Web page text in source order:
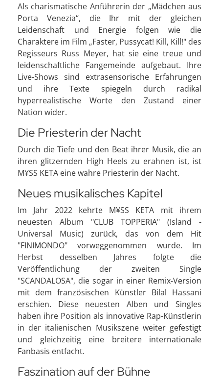
Als charismatische Anführerin der „Mädchen aus
Porta Venezia“, die Ihr mit der gleichen
Leidenschaft und Energie folgen wie die
Charaktere im Film „Faster, Pussycat! Kill, Kill!" des
Regisseurs Russ Meyer, hat sie eine treue und
leidenschaftliche Fangemeinde aufgebaut. Ihre
Live-Shows sind extrasensorische Erfahrungen
und ihre Texte spiegeln durch radikal
hyperrealistische Worte den Zustand einer
Nation wider.
Die Priesterin der Nacht
Durch die Tiefe und den Beat ihrer Musik, die an
ihren glitzernden High Heels zu erahnen ist, ist
M¥SS KETA eine wahre Priesterin der Nacht.
Neues musikalisches Kapitel
Im Jahr 2022 kehrte M¥SS KETA mit ihrem
neuesten Album "CLUB TOPPERIA" (Island -
Universal Music) zurück, das von dem Hit
"FINIMONDO" vorweggenommen wurde. Im
Herbst desselben Jahres folgte die
Veröffentlichung der zweiten Single
"SCANDALOSA", die sogar in einer Remix-Version
mit dem französischen Künstler Bilal Hassani
erschien. Diese neuesten Alben und Singles
haben ihre Position als innovative Rap-Künstlerin
in der italienischen Musikszene weiter gefestigt
und gleichzeitig eine breitere internationale
Fanbasis entfacht.
Faszination auf der Bühne